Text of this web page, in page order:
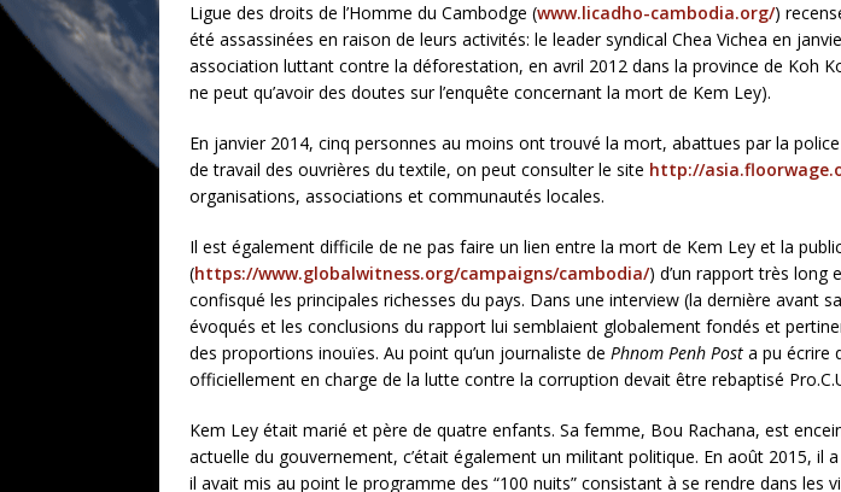
Ligue des droits de l’Homme du Cambodge (www.licadho-cambodia.org/)
été assassinées en raison de leurs activités: le leader syndical Chea Vichea en
association luttant contre la déforestation, en avril 2012 dans la province de Koh
ne peut qu’avoir des doutes sur l’enquête concernant la mort de Kem Ley).
En janvier 2014, cinq personnes au moins ont trouvé la mort, abattues par la
de travail des ouvrières du textile, on peut consulter le site http://
organisations, associations et communautés locales.
Il est également difficile de ne pas faire un lien entre la mort de Kem Ley et la
(https://www.globalwitness.org/campaigns/cambodia/) d’un rapport très long
confisqué les principales richesses du pays. Dans une interview (la dernière avant
évoqués et les conclusions du rapport lui semblaient globalement fondés et
des proportions inouïes. Au point qu’un journaliste de Phnom Penh Post a pu écrire
officiellement en charge de la lutte contre la corruption devait être rebaptisé
Kem Ley était marié et père de quatre enfants. Sa femme, Bou Rachana, est
actuelle du gouvernement, c’était également un militant politique. En août 2015, il
il avait mis au point le programme des “100 nuits” consistant à se rendre dans les